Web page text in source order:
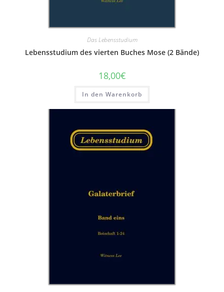
Das Lebensstudium
Lebensstudium des vierten Buches Mose (2 Bände)
18,00€
In den Warenkorb